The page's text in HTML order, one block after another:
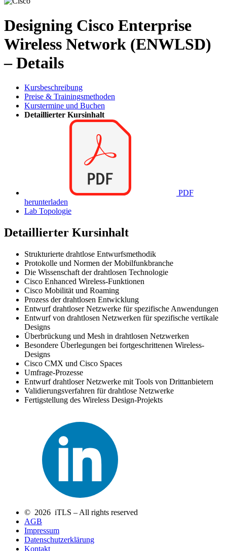
Designing Cisco Enterprise
Wireless Network (ENWLSD)
– Details
Kursbeschreibung
Preise & Trainingsmethoden
Kurstermine und Buchen
Detaillierter Kursinhalt
PDF
herunterladen
Lab Topologie
Detaillierter Kursinhalt
Strukturierte drahtlose Entwurfsmethodik
Protokolle und Normen der Mobilfunkbranche
Die Wissenschaft der drahtlosen Technologie
Cisco Enhanced Wireless-Funktionen
Cisco Mobilität und Roaming
Prozess der drahtlosen Entwicklung
Entwurf drahtloser Netzwerke für spezifische Anwendungen
Entwurf von drahtlosen Netzwerken für spezifische vertikale
Designs
Überbrückung und Mesh in drahtlosen Netzwerken
Besondere Überlegungen bei fortgeschrittenen Wireless-
Designs
Cisco CMX und Cisco Spaces
Umfrage-Prozesse
Entwurf drahtloser Netzwerke mit Tools von Drittanbietern
Validierungsverfahren für drahtlose Netzwerke
Fertigstellung des Wireless Design-Projekts
© 2026 iTLS – All rights reserved
AGB
Impressum
Datenschutzerklärung
Kontakt